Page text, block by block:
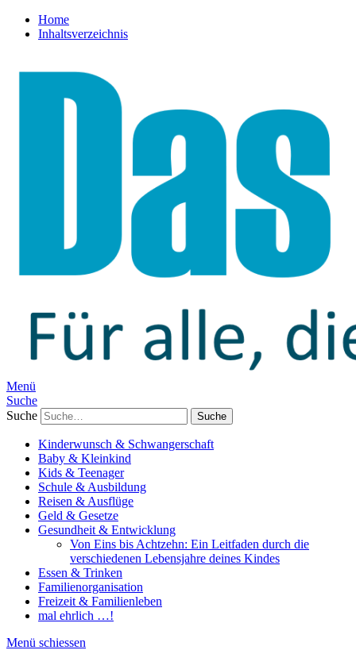
Home
Inhaltsverzeichnis
Menü
Suche
Suche
Kinderwunsch & Schwangerschaft
Baby & Kleinkind
Kids & Teenager
Schule & Ausbildung
Reisen & Ausflüge
Geld & Gesetze
Gesundheit & Entwicklung
Von Eins bis Achtzehn: Ein Leitfaden durch die
verschiedenen Lebensjahre deines Kindes
Essen & Trinken
Familienorganisation
Freizeit & Familienleben
mal ehrlich …!
Menü schiessen